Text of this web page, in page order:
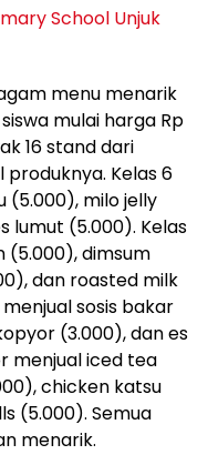
School Unjuk
menu menarik
mulai harga Rp
16 stand dari
Kelas 6
milo jelly
lumut (5.000). Kelas
(5.000), dimsum
dan roasted milk
sosis bakar
(3.000), dan es
menjual iced tea
chicken katsu
(5.000). Semua
menarik.